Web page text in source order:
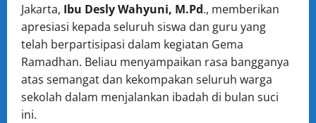
Jakarta, Ibu Desly Wahyuni, M.Pd., memberikan
apresiasi kepada seluruh siswa dan guru yang
telah berpartisipasi dalam kegiatan Gema
Ramadhan. Beliau menyampaikan rasa bangganya
atas semangat dan kekompakan seluruh warga
sekolah dalam menjalankan ibadah di bulan suci
ini.